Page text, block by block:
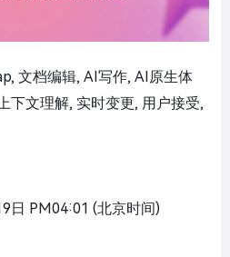
文档编辑, AI写作, AI原生体
下文理解, 实时变更, 用户接受,
日 PM04:01 (北京时间)